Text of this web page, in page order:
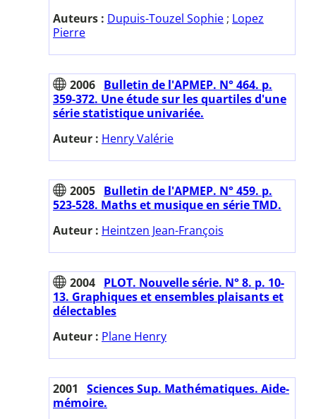
Auteurs : Dupuis-Touzel Sophie ; Lopez
Pierre
2006 Bulletin de l'APMEP. N° 464. p.
359-372. Une étude sur les quartiles d'une
série statistique univariée.
Auteur : Henry Valérie
2005 Bulletin de l'APMEP. N° 459. p.
523-528. Maths et musique en série TMD.
Auteur : Heintzen Jean-François
2004 PLOT. Nouvelle série. N° 8. p. 10-
13. Graphiques et ensembles plaisants et
délectables
Auteur : Plane Henry
2001
Sciences Sup. Mathématiques. Aide-
mémoire.